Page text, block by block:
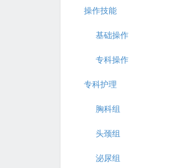
操作技能
基础操作
专科操作
专科护理
胸科组
头颈组
泌尿组